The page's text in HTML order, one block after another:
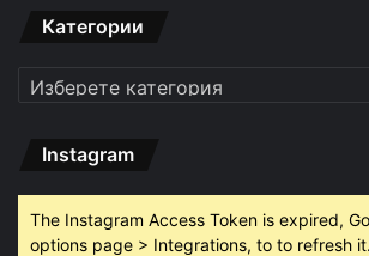
Категории
Категории
Instagram
The Instagram Access Token is expired,
options page > Integrations, to to refresh it.